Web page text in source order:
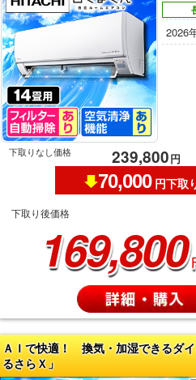
2026
下取りなし価格 239,800円
70,000 円下取
下取り後価格
169,800
ＡＩで快適！ 換気・加湿できるダ
るさらＸ」